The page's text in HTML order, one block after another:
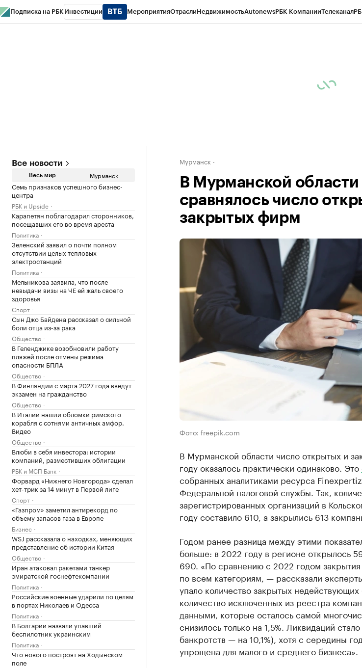
Подписка на РБК Инвестиции МероприятияОтраслиНедвижимостьAutonewsРБК КомпанииТелеканал
Все новости
Весь мир Мурманск
Семь признаков успешного бизнес-
центра
РБК и Upside
Карапетян поблагодарил сторонников,
посещавших его во время ареста
Политика
Зеленский заявил о почти полном
отсутствии целых тепловых
электростанций
Политика
Мельникова заявила, что после
невыдачи визы на ЧЕ ей жаль своего
здоровья
Спорт
Сын Джо Байдена рассказал о сильной
боли отца из-за рака
Общество
В Геленджике возобновили работу
пляжей после отмены режима
опасности БПЛА
Общество
В Финляндии с марта 2027 года введут
экзамен на гражданство
Общество
В Италии нашли обломки римского
корабля с сотнями античных амфор.
Видео
Общество
Влюби в себя инвестора: истории
компаний, разместивших облигации
РБК и МСП Банк
Форвард «Нижнего Новгорода» сделал
хет-трик за 14 минут в Первой лиге
Спорт
«Газпром» заметил антирекорд по
объему запасов газа в Европе
Бизнес
WSJ рассказала о находках, меняющих
представление об истории Китая
Общество
Иран атаковал ракетами танкер
эмиратской госнефтекомпании
Политика
Российские военные ударили по целям
в портах Николаев и Одесса
Политика
В Болгарии назвали упавший
беспилотник украинским
Политика
Что нового построят на Ходынском
поле
Мурманск
В Мурманской области
сравнялось число
закрытых фирм
Фото: freepik.com
В Мурманской области число открытых и
году оказалось практически одинаково. Это
собранных аналитиками ресурса
Федеральной налоговой службы. Так,
зарегистрированных организаций в
году составило 610, а закрылись 613
Годом ранее разница между этими
больше: в 2022 году в регионе открылось
690. «По сравнению с 2022 годом
по всем категориям, — рассказали
упало количество закрытых
количество исключенных из реестра
данными, которые осталось самой
снизилось только на 1,5%. Ликвидаций
банкротств — на 10,1%), хотя с середины
упрощена для малого и среднего бизнеса».